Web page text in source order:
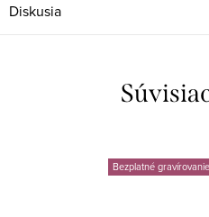
Diskusia
Bezplatné